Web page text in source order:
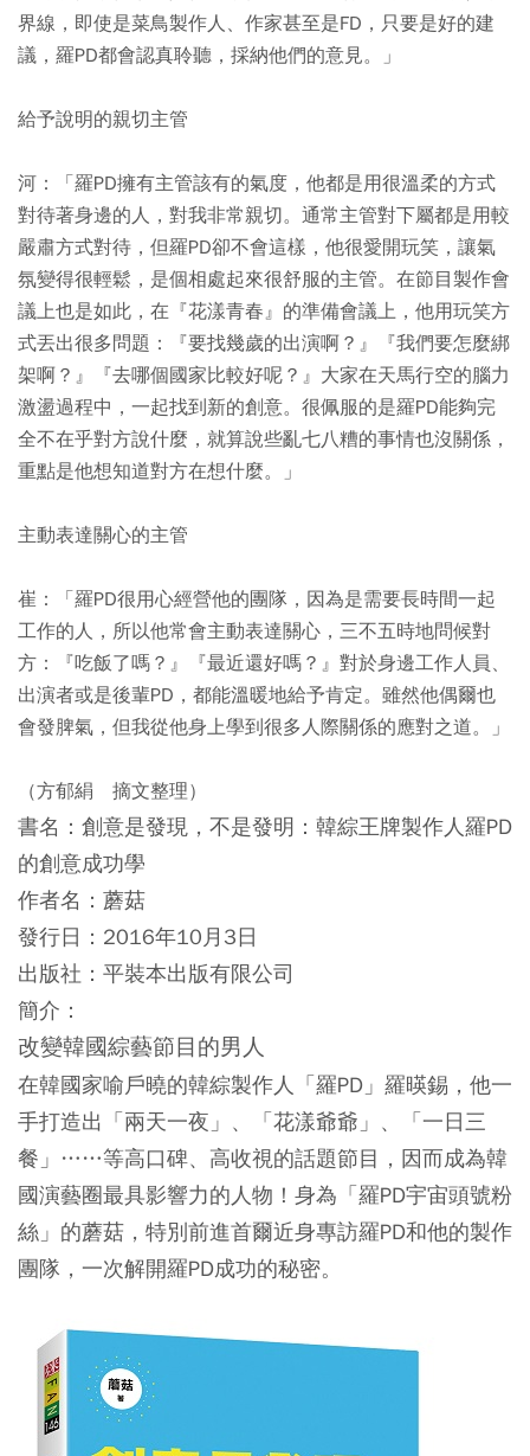
界線，即使是菜鳥製作人、作家甚至是FD，只要是好的建
議，羅PD都會認真聆聽，採納他們的意見。」
給予說明的親切主管
河：「羅PD擁有主管該有的氣度，他都是用很溫柔的方式
對待著身邊的人，對我非常親切。通常主管對下屬都是用較
嚴肅方式對待，但羅PD卻不會這樣，他很愛開玩笑，讓氣
氛變得很輕鬆，是個相處起來很舒服的主管。在節目製作會
議上也是如此，在『花漾青春』的準備會議上，他用玩笑方
式丟出很多問題：『要找幾歲的出演啊？』『我們要怎麼綁
架啊？』『去哪個國家比較好呢？』大家在天馬行空的腦力
激盪過程中，一起找到新的創意。很佩服的是羅PD能夠完
全不在乎對方說什麼，就算說些亂七八糟的事情也沒關係，
重點是他想知道對方在想什麼。」
主動表達關心的主管
崔：「羅PD很用心經營他的團隊，因為是需要長時間一起
工作的人，所以他常會主動表達關心，三不五時地問候對
方：『吃飯了嗎？』『最近還好嗎？』對於身邊工作人員、
出演者或是後輩PD，都能溫暖地給予肯定。雖然他偶爾也
會發脾氣，但我從他身上學到很多人際關係的應對之道。」
（方郁絹 摘文整理）
書名： 創意是發現，不是發明：韓綜王牌製作人羅PD
的創意成功學
作者名： 蘑菇
發行日： 2016年10月3日
出版社： 平裝本出版有限公司
簡介：
改變韓國綜藝節目的男人
在韓國家喻戶曉的韓綜製作人「羅PD」羅暎錫，他一
手打造出「兩天一夜」、「花漾爺爺」、「一日三
餐」……等高口碑、高收視的話題節目，因而成為韓
國演藝圈最具影響力的人物！身為「羅PD宇宙頭號粉
絲」的蘑菇，特別前進首爾近身專訪羅PD和他的製作
團隊，一次解開羅PD成功的秘密。